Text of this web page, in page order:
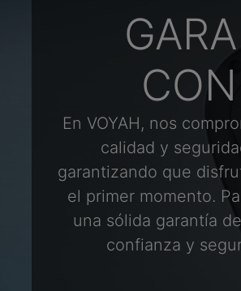
En VOYAH, nos
calidad y
garantizando que
el primer momento.
una sólida garantía
confianza y